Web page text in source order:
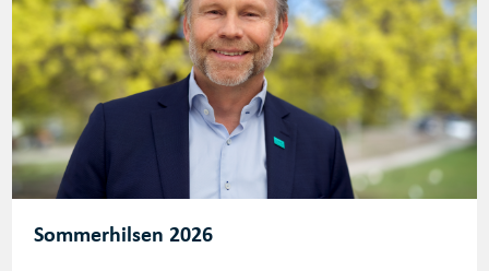
Sommerhilsen 2026